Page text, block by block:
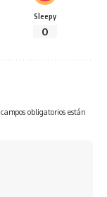
Sleepy
0
campos obligatorios están